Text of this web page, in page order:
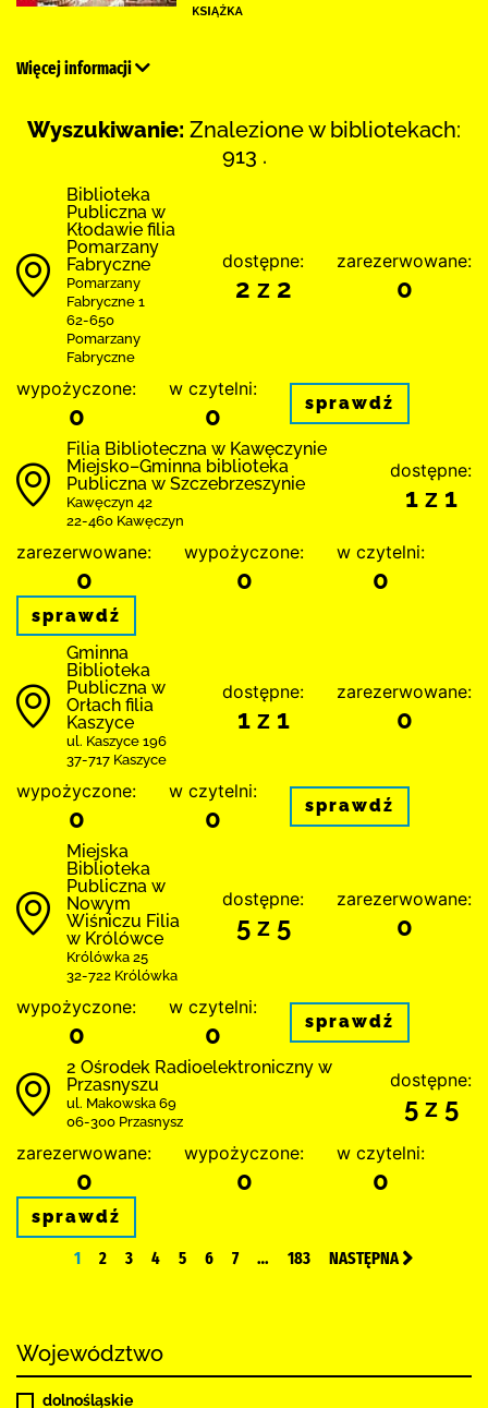
Więcej informacji
Wyszukiwanie: Znalezione w bibliotekach:
913 .
Biblioteka
Publiczna w
Kłodawie filia
Pomarzany
Fabryczne
Pomarzany
Fabryczne 1
62-650
Pomarzany
Fabryczne
dostępne:
2 z 2
zarezerwowane:
0
wypożyczone:
0
w czytelni:
0 sprawdź
Filia Biblioteczna w Kawęczynie
Miejsko–Gminna biblioteka
Publiczna w Szczebrzeszynie
Kawęczyn 42
22-460 Kawęczyn
dostępne:
1 z 1
zarezerwowane:
0
wypożyczone:
0
w czytelni:
0
sprawdź
Gminna
Biblioteka
Publiczna w
Orłach filia
Kaszyce
ul. Kaszyce 196
37-717 Kaszyce
dostępne:
1 z 1
zarezerwowane:
0
wypożyczone:
0
w czytelni:
0 sprawdź
Miejska
Biblioteka
Publiczna w
Nowym
Wiśniczu Filia
w Królówce
Królówka 25
32-722 Królówka
dostępne:
5 z 5
zarezerwowane:
0
wypożyczone:
0
w czytelni:
0 sprawdź
2 Ośrodek Radioelektroniczny w
Przasnyszu
ul. Makowska 69
06-300 Przasnysz
dostępne:
5 z 5
zarezerwowane:
0
wypożyczone:
0
w czytelni:
0
sprawdź
1
2 3 4 5 6 7 … 183 NASTĘPNA
Województwo
dolnośląskie